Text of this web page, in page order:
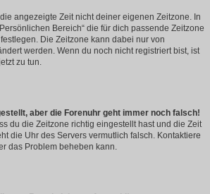
angezeigte Zeit nicht deiner eigenen Zeitzone. In
Bereich“ die für dich passende Zeitzone
Die Zeitzone kann dabei nur von
werden. Wenn du noch nicht registriert bist, ist
zu tun.
aber die Forenuhr geht immer noch falsch!
du die Zeitzone richtig eingestellt hast und die Zeit
die Uhr des Servers vermutlich falsch. Kontaktiere
das Problem beheben kann.